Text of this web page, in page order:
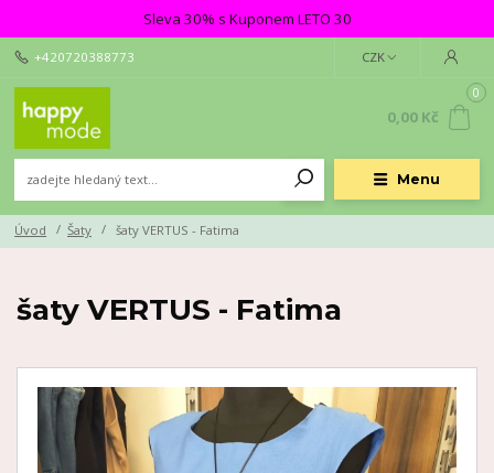
Sleva 30% s Kuponem LETO 30
Menu
CZK
+420720388773
0
0,00 Kč
Úvod Šaty šaty VERTUS - Fatima
šaty VERTUS - Fatima